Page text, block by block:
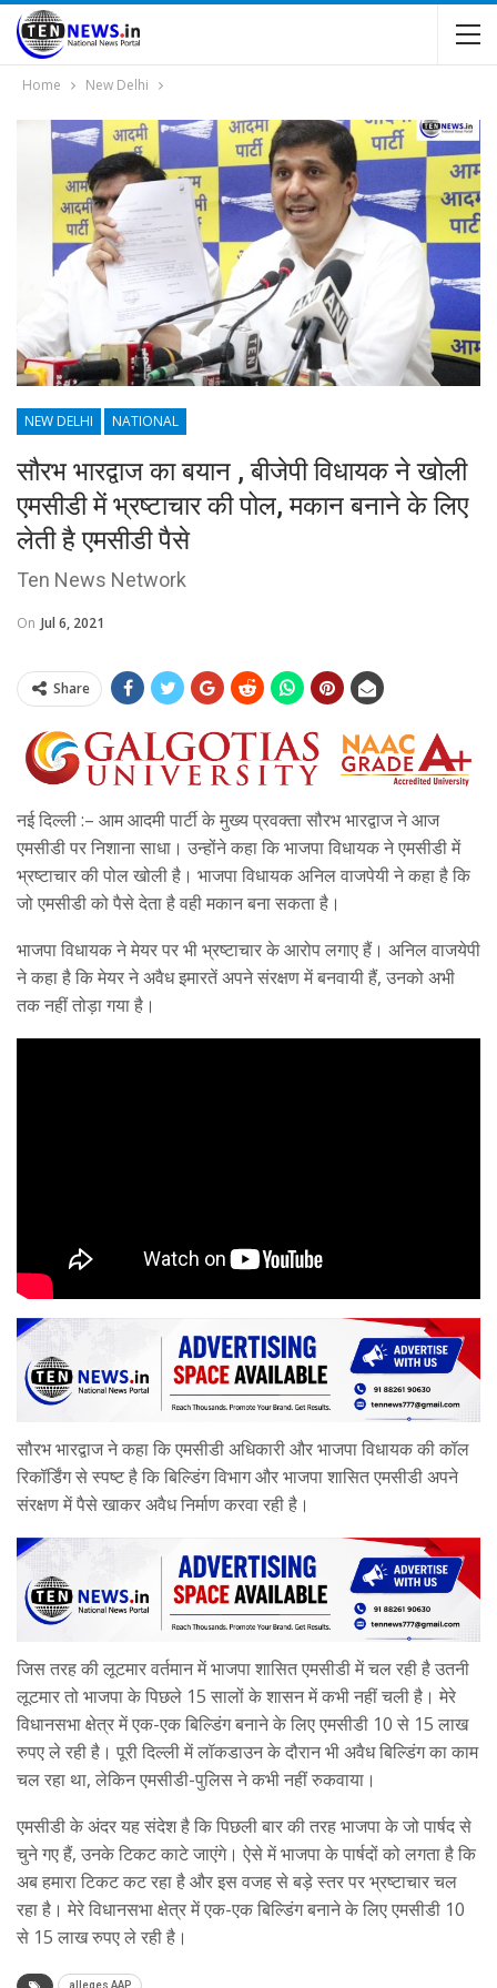
Home New Delhi
NEW DELHI NATIONAL
सौरभ भारद्वाज का बयान , बीजेपी विधायक ने खोली
एमसीडी में भ्रष्टाचार की पोल, मकान बनाने के लिए
लेती है एमसीडी पैसे
Ten News Network
On Jul 6, 2021
Share
नई दिल्ली :– आम आदमी पार्टी के मुख्य प्रवक्ता सौरभ भारद्वाज ने आज
एमसीडी पर निशाना साधा। उन्होंने कहा कि भाजपा विधायक ने एमसीडी में
भ्रष्टाचार की पोल खोली है। भाजपा विधायक अनिल वाजपेयी ने कहा है कि
जो एमसीडी को पैसे देता है वही मकान बना सकता है।
भाजपा विधायक ने मेयर पर भी भ्रष्टाचार के आरोप लगाए हैं। अनिल वाजयेपी
ने कहा है कि मेयर ने अवैध इमारतें अपने संरक्षण में बनवायी हैं, उनको अभी
तक नहीं तोड़ा गया है।
सौरभ भारद्वाज ने कहा कि एमसीडी अधिकारी और भाजपा विधायक की कॉल
रिकॉर्डिंग से स्पष्ट है कि बिल्डिंग विभाग और भाजपा शासित एमसीडी अपने
संरक्षण में पैसे खाकर अवैध निर्माण करवा रही है।
जिस तरह की लूटमार वर्तमान में भाजपा शासित एमसीडी में चल रही है उतनी
लूटमार तो भाजपा के पिछले 15 सालों के शासन में कभी नहीं चली है। मेरे
विधानसभा क्षेत्र में एक-एक बिल्डिंग बनाने के लिए एमसीडी 10 से 15 लाख
रुपए ले रही है। पूरी दिल्ली में लॉकडाउन के दौरान भी अवैध बिल्डिंग का काम
चल रहा था, लेकिन एमसीडी-पुलिस ने कभी नहीं रुकवाया।
एमसीडी के अंदर यह संदेश है कि पिछली बार की तरह भाजपा के जो पार्षद से
चुने गए हैं, उनके टिकट काटे जाएंगे। ऐसे में भाजपा के पार्षदों को लगता है कि
अब हमारा टिकट कट रहा है और इस वजह से बड़े स्तर पर भ्रष्टाचार चल
रहा है। मेरे विधानसभा क्षेत्र में एक-एक बिल्डिंग बनाने के लिए एमसीडी 10
से 15 लाख रुपए ले रही है।
alleges AAP